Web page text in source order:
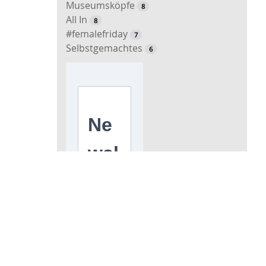
Museumsköpfe 8
All In 8
#femalefriday 7
Selbstgemachtes 6